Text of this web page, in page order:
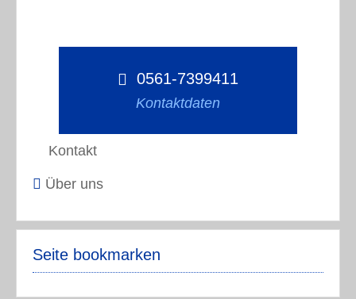
0561-7399411
Kontaktdaten
Kontakt
Über uns
Seite bookmarken